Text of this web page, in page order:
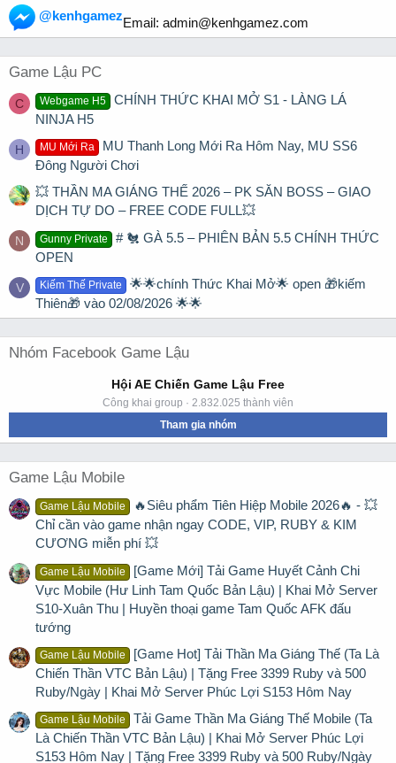
@kenhgamezEmail: admin@kenhgamez.com
Game Lậu PC
C Webgame H5
CHÍNH THỨC KHAI MỞ S1 - LÀNG LÁ
NINJA H5
H MU Mới Ra
MU Thanh Long Mới Ra Hôm Nay, MU SS6
Đông Người Chơi
💥 THẦN MA GIÁNG THẾ 2026 – PK SĂN BOSS – GIAO
DỊCH TỰ DO – FREE CODE FULL💥
N Gunny Private
# 🐔 GÀ 5.5 – PHIÊN BẢN 5.5 CHÍNH THỨC
OPEN
V Kiếm Thế Private
🌟🌟chính Thức Khai Mở🌟 open 🎁kiếm
Thiên🎁 vào 02/08/2026 🌟🌟
Nhóm Facebook Game Lậu
Hội AE Chiến Game Lậu Free
Công khai group · 2.832.025 thành viên
Tham gia nhóm
Game Lậu Mobile
Game Lậu Mobile
🔥Siêu phẩm Tiên Hiệp Mobile 2026🔥 - 💥
Chỉ cần vào game nhận ngay CODE, VIP, RUBY & KIM
CƯƠNG miễn phí 💥
Game Lậu Mobile
[Game Mới] Tải Game Huyết Cảnh Chi
Vực Mobile (Hư Linh Tam Quốc Bản Lậu) | Khai Mở Server
S10-Xuân Thu | Huyền thoại game Tam Quốc AFK đấu
tướng
Game Lậu Mobile
[Game Hot] Tải Thần Ma Giáng Thế (Ta Là
Chiến Thần VTC Bản Lậu) | Tặng Free 3399 Ruby và 500
Ruby/Ngày | Khai Mở Server Phúc Lợi S153 Hôm Nay
Game Lậu Mobile
Tải Game Thần Ma Giáng Thế Mobile (Ta
Là Chiến Thần VTC Bản Lậu) | Khai Mở Server Phúc Lợi
S153 Hôm Nay | Tặng Free 3399 Ruby và 500 Ruby/Ngày